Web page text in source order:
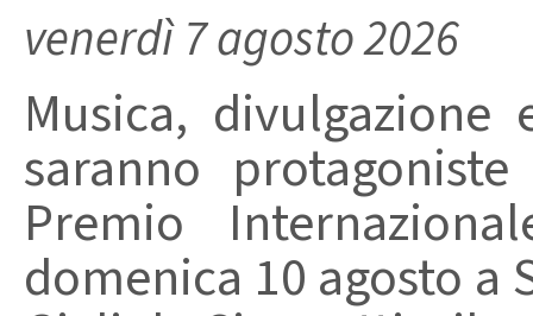
venerdì 7 agosto 2026
Musica,
saranno
Premio
domenica 10 agosto